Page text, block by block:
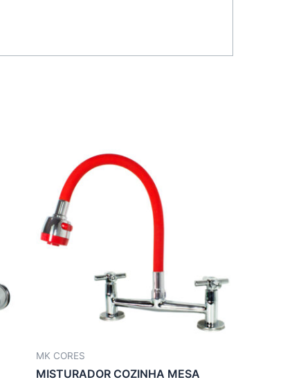
MK CORES
MISTURADOR COZINHA MESA